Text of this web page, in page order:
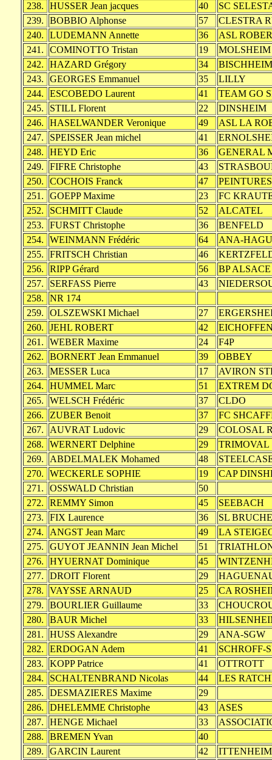
238.
HUSSER Jean jacques 40
SC
239.
BOBBIO Alphonse 57
CLESTRA
240.
LUDEMANN Annette 36
ASL
241.
COMINOTTO Tristan 19
242.
HAZARD Grégory 34
BISCHHEIM
243.
GEORGES Emmanuel 35
LILLY
244.
ESCOBEDO Laurent 41
TEAM GO
245.
STILL Florent 22
DINSHEIM
246.
HASELWANDER Veronique 49
ASL LA
247.
SPEISSER Jean michel 41
248.
HEYD Eric 36
GENERAL
249.
FIFRE Christophe 43
250.
COCHOIS Franck 47
251.
GOEPP Maxime 23
FC
252.
SCHMITT Claude 52
ALCATEL
253.
FURST Christophe 36
BENFELD
254.
WEINMANN Frédéric 64
ANA-
255.
FRITSCH Christian 46
256.
RIPP Gérard 56
BP ALSACE
257.
SERFASS Pierre 43
258.
NR 174
259.
OLSZEWSKI Michael 27
260.
JEHL ROBERT 42
261.
WEBER Maxime 24
F4P
262.
BORNERT Jean Emmanuel 39
OBBEY
263.
MESSER Luca 17
AVIRON
264.
HUMMEL Marc 51
EXTREM
265.
WELSCH Frédéric 37
CLDO
266.
ZUBER Benoit 37
FC
267.
AUVRAT Ludovic 29
COLOSAL
268.
WERNERT Delphine 29
TRIMOVAL
269.
ABDELMALEK Mohamed 48
270.
WECKERLE SOPHIE 19
CAP
271.
OSSWALD Christian
50
272.
REMMY Simon 45
SEEBACH
273.
FIX Laurence 36
SL
274.
ANGST Jean Marc 49
LA
275.
GUYOT JEANNIN Jean Michel 51
276.
HYUERNAT Dominique 45
277.
DROIT Florent 29
278.
VAYSSE ARNAUD 25
CA
279.
BOURLIER Guillaume 33
280.
BAUR Michel 33
281.
HUSS Alexandre 29
ANA-SGW
282.
ERDOGAN Adem 41
SCHROFF-
283.
KOPP Patrice 41
OTTROTT
284.
SCHALTENBRAND Nicolas 44
LES
285.
DESMAZIERES Maxime
29
286.
DHELEMME Christophe 43
ASES
287.
HENGE Michael 33
288.
BREMEN Yvan
40
289.
GARCIN Laurent 42 ITTENHEIM